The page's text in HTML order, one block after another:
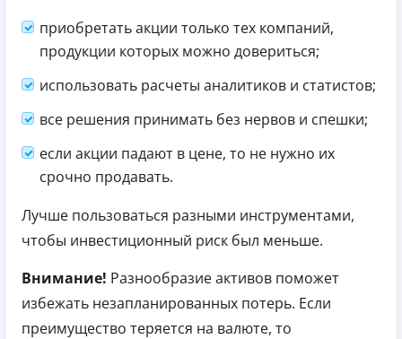
приобретать акции только тех компаний,
продукции которых можно довериться;
использовать расчеты аналитиков и статистов;
все решения принимать без нервов и спешки;
если акции падают в цене, то не нужно их
срочно продавать.
Лучше пользоваться разными инструментами,
чтобы инвестиционный риск был меньше.
Внимание! Разнообразие активов поможет
избежать незапланированных потерь. Если
преимущество теряется на валюте, то